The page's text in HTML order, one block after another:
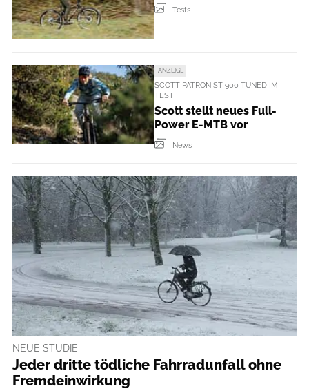
Tests
ANZEIGE
SCOTT PATRON ST 900 TUNED IM
TEST
Scott stellt neues Full-
Power E-MTB vor
News
NEUE STUDIE
Jeder dritte tödliche Fahrradunfall ohne
Fremdeinwirkung